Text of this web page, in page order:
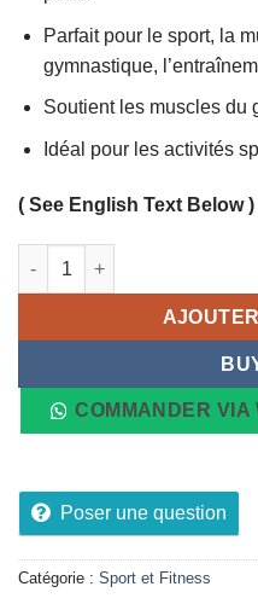
Parfait pour le sport, la
gymnastique,
Soutient les muscles du
Idéal pour les activités
( See English Text Below )
quantité de Genouillère
COMMANDER VIA
Poser une question
Catégorie : Sport et Fitness